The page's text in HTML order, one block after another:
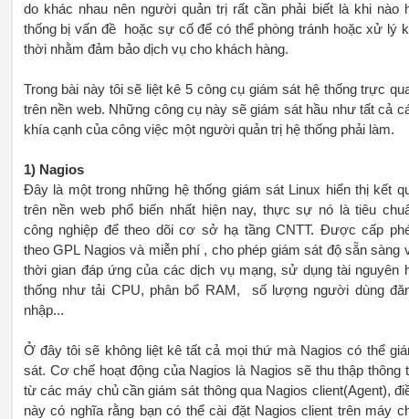
do khác nhau nên người quản trị rất cần phải biết là khi nào
thống bị vấn đề hoặc sự cố để có thể phòng tránh hoặc xử lý
thời nhằm đảm bảo dịch vụ cho khách hàng.
Trong bài này tôi sẽ liệt kê 5 công cụ giám sát hệ thống trực
trên nền web. Những công cụ này sẽ giám sát hầu như tất cả
khía cạnh của công việc một người quản trị hệ thống phải làm.
1) Nagios
Đây là một trong những hệ thống giám sát Linux hiển thị kết
trên nền web phổ biến nhất hiện nay, thực sự nó là tiêu
công nghiệp để theo dõi cơ sở hạ tầng CNTT. Được cấp
theo GPL Nagios và miễn phí , cho phép giám sát độ sẵn sàng
thời gian đáp ứng của các dịch vụ mạng, sử dụng tài nguyên
thống như tải CPU, phân bổ RAM, số lượng người dùng
nhập...
Ở đây tôi sẽ không liệt kê tất cả mọi thứ mà Nagios có thể
sát. Cơ chế hoạt động của Nagios là Nagios sẽ thu thập thông
từ các máy chủ cần giám sát thông qua Nagios client(Agent),
này có nghĩa rằng bạn có thể cài đặt Nagios client trên máy